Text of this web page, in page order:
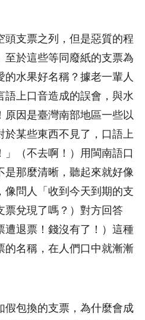
頭支票之列，但是惡質的程
至於這些等同廢紙的支票為
水果好名稱？據老一輩人
語上口音造成的誤會，與水
原因是臺灣南部地區一些以
於某些東西不見了，口語上
」（不去啊！）用閩南語口
是那麼清晰，聽起來就好像
像問人「收到今天到期的支
票兌現了嗎？）對方回答
遭退票！錢沒有了！）這種
的名稱，在人們口中就漸漸
假包換的支票，為什麼會成